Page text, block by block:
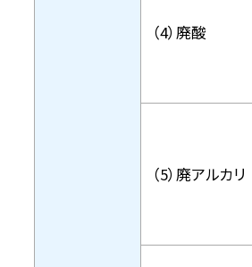
（4）廃酸
（5）廃アルカリ